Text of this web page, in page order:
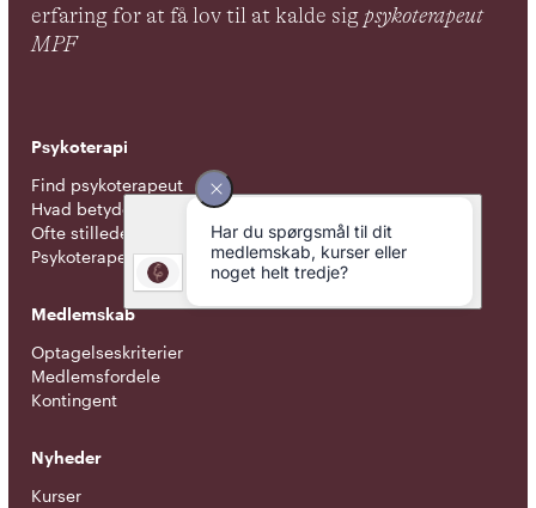
erfaring for at få lov til at kalde sig psykoterapeut
MPF
Psykoterapi
Find psykoterapeut
Hvad betyder titlen 'psykoterapeut MPF' ?
Ofte stillede spørgsmål
Psykoterapeuter nær dig
Medlemskab
Optagelseskriterier
Medlemsfordele
Kontingent
Nyheder
Kurser